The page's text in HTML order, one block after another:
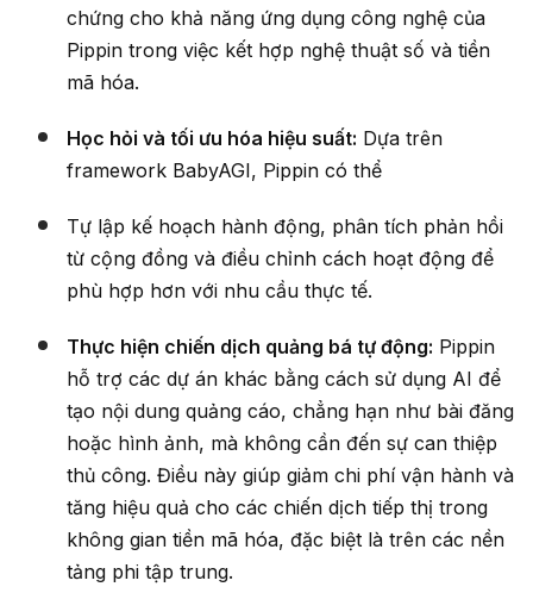
chứng cho khả năng ứng dụng công nghệ của
Pippin trong việc kết hợp nghệ thuật số và tiền
mã hóa.
Học hỏi và tối ưu hóa hiệu suất: Dựa trên
framework BabyAGI, Pippin có thể
Tự lập kế hoạch hành động, phân tích phản hồi
từ cộng đồng và điều chỉnh cách hoạt động để
phù hợp hơn với nhu cầu thực tế.
Thực hiện chiến dịch quảng bá tự động: Pippin
hỗ trợ các dự án khác bằng cách sử dụng AI để
tạo nội dung quảng cáo, chẳng hạn như bài đăng
hoặc hình ảnh, mà không cần đến sự can thiệp
thủ công. Điều này giúp giảm chi phí vận hành và
tăng hiệu quả cho các chiến dịch tiếp thị trong
không gian tiền mã hóa, đặc biệt là trên các nền
tảng phi tập trung.